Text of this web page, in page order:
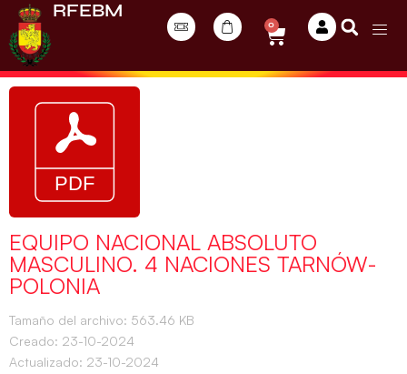
RFEBM
0
EQUIPO NACIONAL ABSOLUTO
MASCULINO. 4 NACIONES TARNÓW-
POLONIA
Tamaño del archivo: 563.46 KB
Creado: 23-10-2024
Actualizado: 23-10-2024